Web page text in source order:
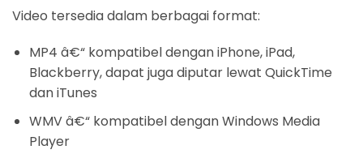
Video tersedia dalam berbagai format:
MP4 â€“ kompatibel dengan iPhone, iPad,
Blackberry, dapat juga diputar lewat QuickTime
dan iTunes
WMV â€“ kompatibel dengan Windows Media
Player